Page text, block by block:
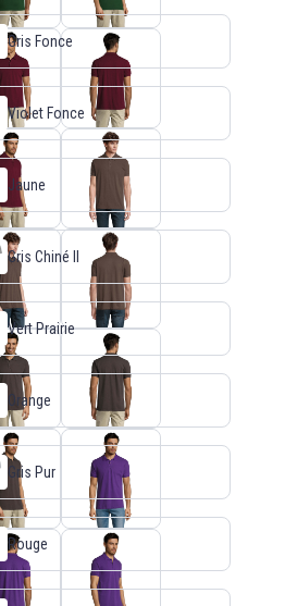
Gris Fonce
Violet Fonce
Jaune
Gris Chiné II
Vert Prairie
Orange
Gris Pur
Rouge